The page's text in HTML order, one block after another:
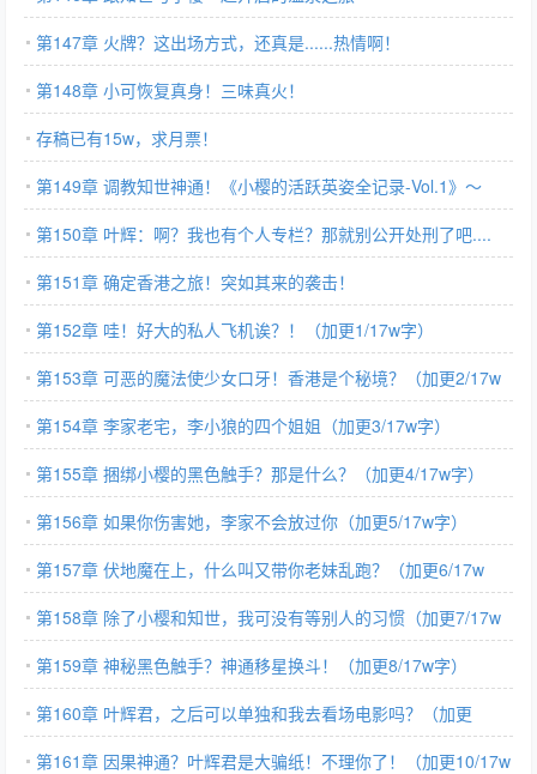
第147章 火牌？这出场方式，还真是......热情啊！
第148章 小可恢复真身！三味真火！
存稿已有15w，求月票！
第149章 调教知世神通！《小樱的活跃英姿全记录-Vol.1》～
第150章 叶辉：啊？我也有个人专栏？那就别公开处刑了吧....
第151章 确定香港之旅！突如其来的袭击！
第152章 哇！好大的私人飞机诶？！（加更1/17w字）
第153章 可恶的魔法使少女口牙！香港是个秘境？（加更2/17w
字）
第154章 李家老宅，李小狼的四个姐姐（加更3/17w字）
第155章 捆绑小樱的黑色触手？那是什么？（加更4/17w字）
第156章 如果你伤害她，李家不会放过你（加更5/17w字）
第157章 伏地魔在上，什么叫又带你老妹乱跑？（加更6/17w
字）
第158章 除了小樱和知世，我可没有等别人的习惯（加更7/17w
字）
第159章 神秘黑色触手？神通移星换斗！（加更8/17w字）
第160章 叶辉君，之后可以单独和我去看场电影吗？（加更
9/17w字）
第161章 因果神通？叶辉君是大骗纸！不理你了！（加更10/17w